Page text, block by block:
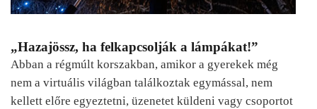
„Hazajössz, ha felkapcsolják a lámpákat!”
Abban a régmúlt korszakban, amikor a gyerekek még
nem a virtuális világban találkoztak egymással, nem
kellett előre egyeztetni, üzenetet küldeni vagy csoportot